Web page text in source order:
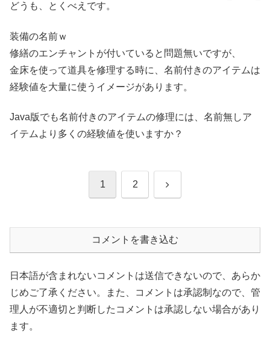
どうも、とくべえです。
装備の名前ｗ
修繕のエンチャントが付いていると問題無いですが、
金床を使って道具を修理する時に、名前付きのアイテムは
経験値を大量に使うイメージがあります。
Java版でも名前付きのアイテムの修理には、名前無しア
イテムより多くの経験値を使いますか？
1 2 次
コメントを書き込む
日本語が含まれないコメントは送信できないので、あらか
じめご了承ください。また、コメントは承認制なので、管
理人が不適切と判断したコメントは承認しない場合があり
ます。